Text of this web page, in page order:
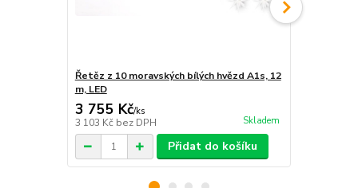
Řetěz z 10 moravských bílých hvězd A1s, 12
m, LED
3 755 Kč/ks
3 103 Kč bez DPH Skladem
Přidat do košíku